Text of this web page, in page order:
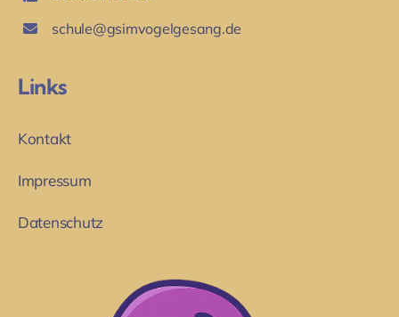
schule@gsimvogelgesang.de
Links
Kontakt
Impressum
Datenschutz